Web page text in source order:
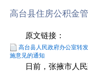
高台县住房公积金
原文链接：
高台县人民政府办公室转
施意见的通知
日前，张掖市人